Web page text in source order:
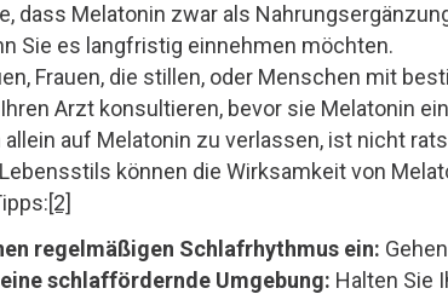
dass Melatonin zwar als
Sie es langfristig einnehmen möchten.
Frauen, die stillen, oder Menschen mit
Arzt konsultieren, bevor sie Melatonin
auf Melatonin zu verlassen, ist nicht
können die Wirksamkeit von
[2]
regelmäßigen Schlafrhythmus ein:
schlaffördernde Umgebung: Halten Sie